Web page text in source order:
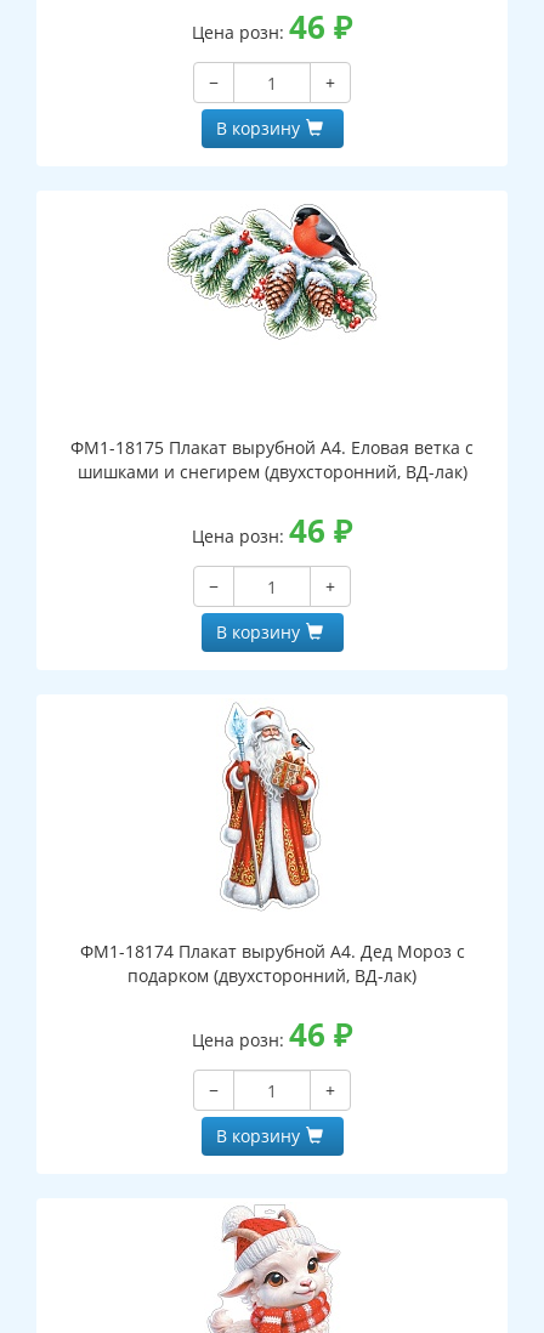
Цена розн: 46 ₽
−
+
В корзину
ФМ1-18175 Плакат вырубной А4. Еловая ветка с
шишками и снегирем (двухсторонний, ВД-лак)
Цена розн: 46 ₽
−
+
В корзину
ФМ1-18174 Плакат вырубной А4. Дед Мороз с
подарком (двухсторонний, ВД-лак)
Цена розн: 46 ₽
−
+
В корзину